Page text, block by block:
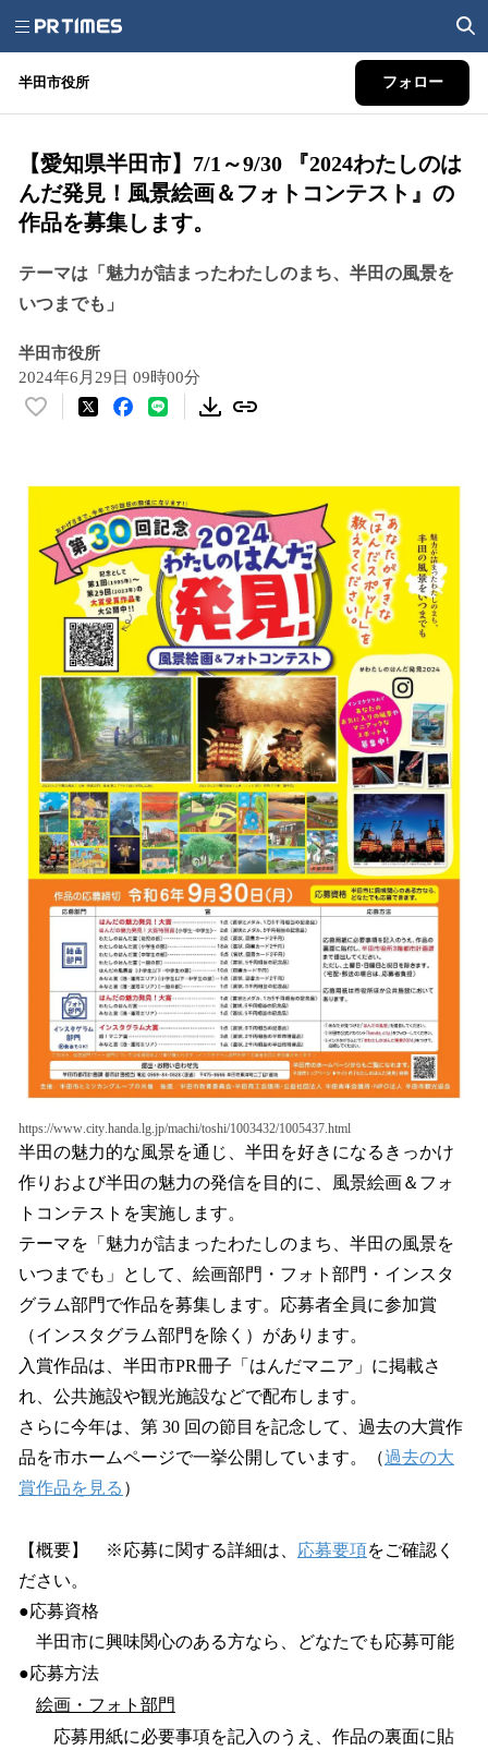
半田市役所 フォロー
【愛知県半田市】7/1～9/30 『2024わたしのは
んだ発見！風景絵画＆フォトコンテスト』の
作品を募集します。
テーマは「魅力が詰まったわたしのまち、半田の風景を
いつまでも」
半田市役所
2024年6月29日 09時00分
い
！
読
す
https://www.city.handa.lg.jp/machi/toshi/1003432/1005437.html
半田の魅力的な風景を通じ、半田を好きになるきっかけ
作りおよび半田の魅力の発信を目的に、風景絵画＆フォ
トコンテストを実施します。
テーマを「魅力が詰まったわたしのまち、半田の風景を
いつまでも」として、絵画部門・フォト部門・インスタ
グラム部門で作品を募集します。応募者全員に参加賞
（インスタグラム部門を除く）があります。
入賞作品は、半田市PR冊子「はんだマニア」に掲載さ
れ、公共施設や観光施設などで配布します。
さらに今年は、第 30 回の節目を記念して、過去の大賞作
品を市ホームページで一挙公開しています。（過去の大
賞作品を見る ）
【概要】 ※応募に関する詳細は、 応募要項をご確認く
ださい。
●応募資格
半田市に興味関心のある方なら、どなたでも応募可能
●応募方法
絵画・フォト部門
応募用紙に必要事項を記入のうえ、作品の裏面に貼